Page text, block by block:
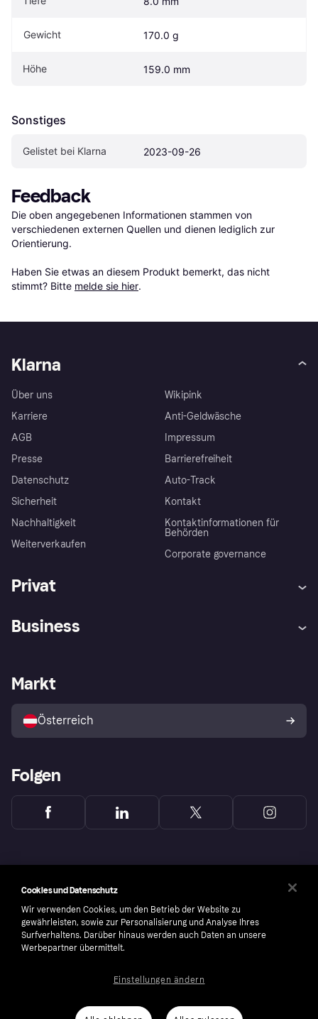
Gewicht 170.0 g
Höhe 159.0 mm
Sonstiges
Gelistet bei Klarna 2023-09-26
Feedback
Die oben angegebenen Informationen stammen von
verschiedenen externen Quellen und dienen lediglich zur
Orientierung.
Haben Sie etwas an diesem Produkt bemerkt, das nicht
stimmt? Bitte melde sie hier.
Klarna
Über uns
Karriere
AGB
Presse
Datenschutz
Sicherheit
Nachhaltigkeit
Weiterverkaufen
Wikipink
Anti-Geldwäsche
Impressum
Barrierefreiheit
Auto-Track
Kontakt
Kontaktinformationen für
Behörden
Corporate governance
Privat
Shops entdecken
Business
Händlerportal
Markt
Österreich
Folgen
number: 556737-0431
Cookies und Datenschutz
Wir verwenden Cookies, um den Betrieb der Website zu
gewährleisten, sowie zur Personalisierung und Analyse Ihres
Surfverhaltens. Darüber hinaus werden auch Daten an unsere
Werbepartner übermittelt.
Einstellungen ändern